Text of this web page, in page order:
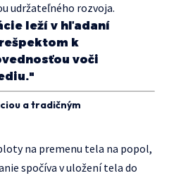
udržateľného rozvoja.
leží v hľadaní
k
voči
a tradičným
na premenu tela na popol,
spočíva v uložení tela do